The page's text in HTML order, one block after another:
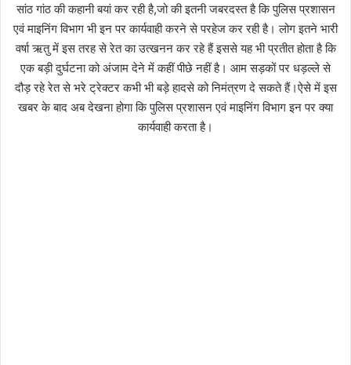
सांठ गांठ की कहानी बयां कर रही है,जो की इतनी जबरदस्त है कि पुलिस प्रशासन
एवं माइनिंग विभाग भी इन पर कार्यवाही करने से परहेज कर रही है। लोग इतने भारी
वर्षा ऋतु में इस तरह से रेत का उत्खनन कर रहे हैं इससे यह भी प्रतीत होता है कि
एक बड़ी दुर्घटना को अंजाम देने में कहीं पीछे नहीं है। आम सड़कों पर धड़ल्ले से
दौड़ रहे रेत से भरे ट्रेक्टर कभी भी बड़े हादसे को निमंत्रण दे सकते हैं।ऐसे में इस
खबर के बाद अब देखना होगा कि पुलिस प्रशासन एवं माइनिंग विभाग इन पर क्या
कार्यवाही करता है।